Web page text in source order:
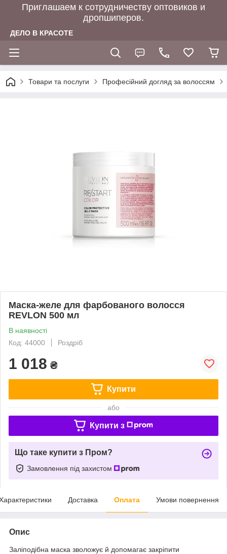
Приглашаем к сотрудничеству оптовиков и
дропшиперов.
ДЕЛО В КРАСОТЕ
Товари та послуги Професійний догляд за волоссям
Маска-желе для фарбованого волосся
REVLON 500 мл
В наявності
Код: 44000
Роздріб
1 018 ₴
Купити
або
Купити з
Що таке купити з Пром?
Замовлення під захистом
Доставка Оплата Умови повернення
Опис
Заліподібна маска зволожує й допомагає закріпити